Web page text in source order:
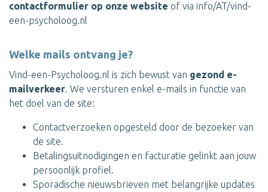
contactformulier op onze website of via info/AT/vind-
een-psycholoog.nl
Welke mails ontvang je?
Vind-een-Psycholoog.nl is zich bewust van gezond e-
mailverkeer. We versturen enkel e-mails in functie van
het doel van de site:
Contactverzoeken opgesteld door de bezoeker van
de site.
Betalingsuitnodigingen en facturatie gelinkt aan jouw
persoonlijk profiel.
Sporadische nieuwsbrieven met belangrijke updates